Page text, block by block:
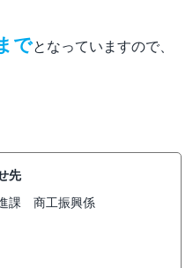
でとなっていますので、
先
課 商工振興係